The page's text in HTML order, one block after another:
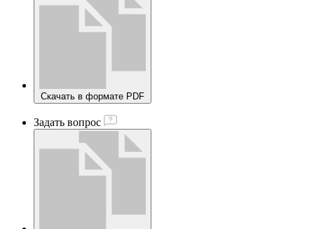
Скачать в формате PDF
Задать вопрос